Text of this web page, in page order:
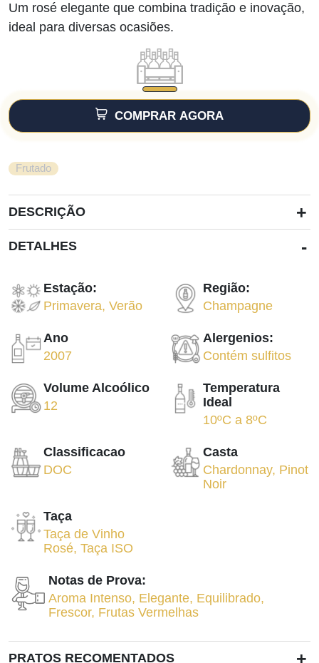
Um rosé elegante que combina tradição e inovação,
ideal para diversas ocasiões.
COMPRAR AGORA
Frutado
DESCRIÇÃO +
DETALHES -
Estação:
Primavera,Verão
Região:
Champagne
Ano
2007
Alergenios:
Contém sulfitos
Volume Alcoólico
12
Temperatura
Ideal
10ºC a8ºC
Classificacao
DOC
Casta
Chardonnay, Pinot
Noir
Taça
Taça de Vinho
Rosé,Taça ISO
Notas de Prova:
Aroma Intenso, Elegante, Equilibrado,
Frescor, Frutas Vermelhas
PRATOS RECOMENTADOS +